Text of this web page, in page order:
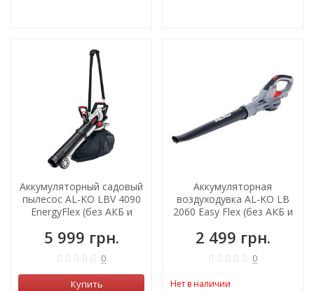
Аккумуляторный садовый
пылесос AL-KO LBV 4090
EnergyFlex (без АКБ и
5 999 грн.
0
Купить
Аккумуляторная
воздуходувка AL-KO LB
2060 Easy Flex (без АКБ и
2 499 грн.
0
Нет в наличии